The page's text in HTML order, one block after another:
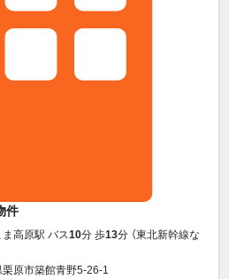
件
ま高原駅 バス10分 歩13分 （東北新幹線な
栗原市築館青野5-26-1